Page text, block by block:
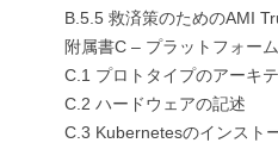
B.5.5 救済策のためのAMI
附属書C – プラットフォー
C.1 プロトタイプのアーキ
C.2 ハードウェアの記述
C.3 Kubernetesのインスト